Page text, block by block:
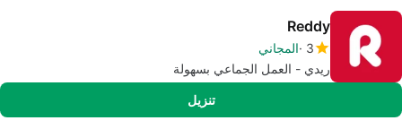
Reddy
3 المجاني
ريدي - العمل الجماعي بسهولة
تنزيل